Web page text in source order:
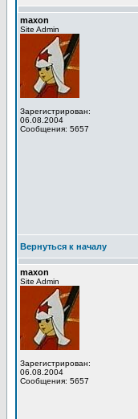
maxon
Site Admin
Зарегистрирован:
06.08.2004
Сообщения: 5657
Вернуться к началу
maxon
Site Admin
Зарегистрирован:
06.08.2004
Сообщения: 5657